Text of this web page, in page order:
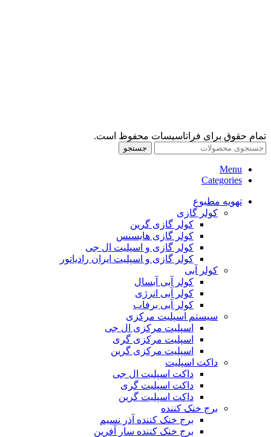
تمام حقوق برای فراتاسیسات محفوظ است.
جستجو
Menu
Categories
تهویه مطبوع
کولر گازی
کولر گازی گرین
کولر گازی هایسنس
کولر گازی و اسپلیت ال جی
کولر گازی و اسپلیت ایران رادیاتور
کولر آبی
کولر آبی آبسال
کولر آبی انرژی
کولر آبی برفاب
سیستم اسپلیت مرکزی
اسپلیت مرکزی ال جی
اسپلیت مرکزی گری
اسپلیت مرکزی گرین
داکت اسپلیت
داکت اسپلیت ال جی
داکت اسپلیت گری
داکت اسپلیت گرین
برج خنک کننده
برج خنک کننده آذر نسیم
برج خنک کننده سار آفرین